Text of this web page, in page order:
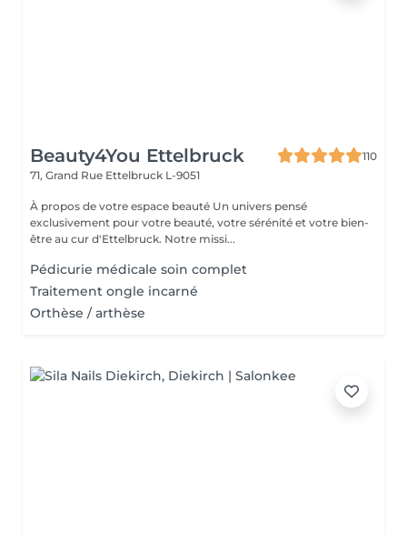
Beauty4You Ettelbruck
110
71, Grand Rue Ettelbruck L-9051
À propos de votre espace beauté Un univers pensé
exclusivement pour votre beauté, votre sérénité et votre bien-
être au cur d'Ettelbruck. Notre missi...
Pédicurie médicale soin complet
Traitement ongle incarné
Orthèse / arthèse